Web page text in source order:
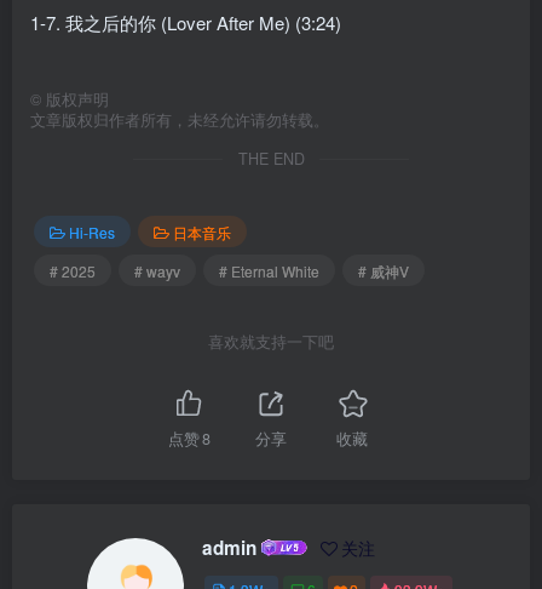
1-7. 我之后的你 (Lover After Me) (3:24)
© 版权声明
文章版权归作者所有，未经允许请勿转载。
THE END
Hi-Res
日本音乐
# 2025
# wayv # Eternal White # 威神V
喜欢就支持一下吧
点赞8 分享 收藏
admin 关注